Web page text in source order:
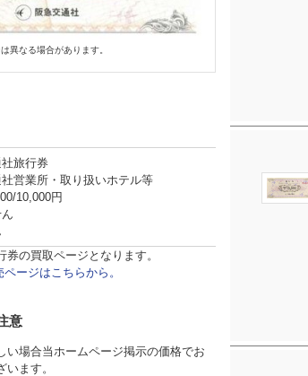
異なる場合があります。
旅行券
営業所・取り扱いホテル等
10,000円
券の買取ページとなります。
ージはこちらから。
意
い場合当ホームページ掲示の価格でお
います。